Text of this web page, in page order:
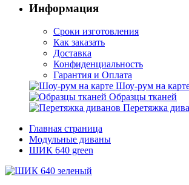
Информация
Сроки изготовления
Как заказать
Доставка
Конфиденциальность
Гарантия и Оплата
Шоу-рум на
Образцы тканей
Перетяжка
Главная страница
Модульные диваны
ШИК 640 green